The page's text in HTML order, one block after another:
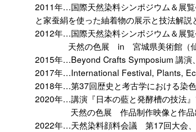
2011年…国際天然染料シンポジウム＆展
と家蚕絹を使った紬着物の展示と技法解
2012年…国際天然染料シンポジウム＆展
天然の色展 in 宮城県美術館（仙
2015年…Beyond Crafts Symposium 講演
2017年…International Festival, Plants,
2018年…第37回歴史と考古学における染
2020年…講演『日本の藍と発酵槽の技法
天然の色展 作品制作映像と作品出
2022年…天然染料顔料会議 第17回大会